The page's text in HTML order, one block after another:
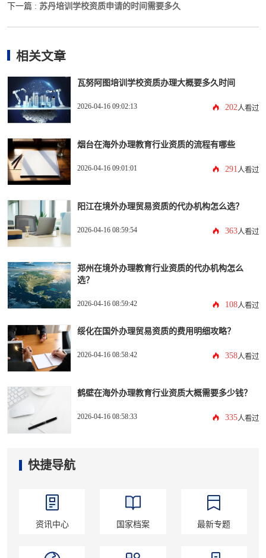
下一篇 : 苏丹培训学校资质申请的时间需要多久
相关文章
瓦努阿图培训学校资质办理大概要多久时间
2026-04-16 09:02:13 202 人看过
烟台在海外办理教育行业资质的流程有哪些
2026-04-16 09:01:01 291 人看过
阳江在境外办理贸易资质的代办机构怎么选？
2026-04-16 08:59:54 363人看过
郑州在境外办理教育行业资质的代办机构怎么
选？
2026-04-16 08:59:42 108人看过
绥化在国外办理贸易资质的费用明细攻略？
2026-04-16 08:58:42 358人看过
鹤壁在海外办理教育行业资质大概需要多少钱？
2026-04-16 08:58:33 335人看过
快捷导航
资讯中心 国家档案 最新专题